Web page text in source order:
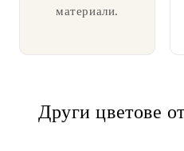
материали.
Други цветове